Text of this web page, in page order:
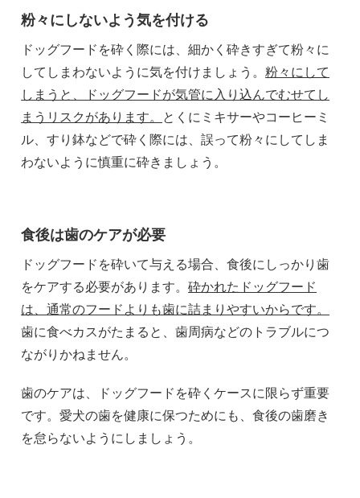
粉々にしないよう気を付ける
ドッグフードを砕く際には、細かく砕きすぎて粉々に
してしまわないように気を付けましょう。粉々にして
しまうと、ドッグフードが気管に入り込んでむせてし
まうリスクがあります。 とくにミキサーやコーヒーミ
ル、すり鉢などで砕く際には、誤って粉々にしてしま
わないように慎重に砕きましょう。
食後は歯のケアが必要
ドッグフードを砕いて与える場合、食後にしっかり歯
をケアする必要があります。砕かれたドッグフード
は、通常のフードよりも歯に詰まりやすいからです。
歯に食べカスがたまると、歯周病などのトラブルにつ
ながりかねません。
歯のケアは、ドッグフードを砕くケースに限らず重要
です。愛犬の歯を健康に保つためにも、食後の歯磨き
を怠らないようにしましょう。